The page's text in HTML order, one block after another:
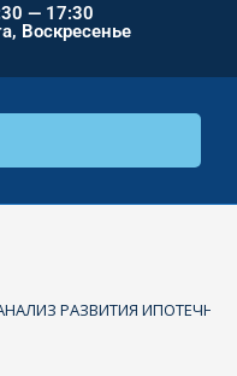
— 17:30
Воскресенье
РАЗВИТИЯ